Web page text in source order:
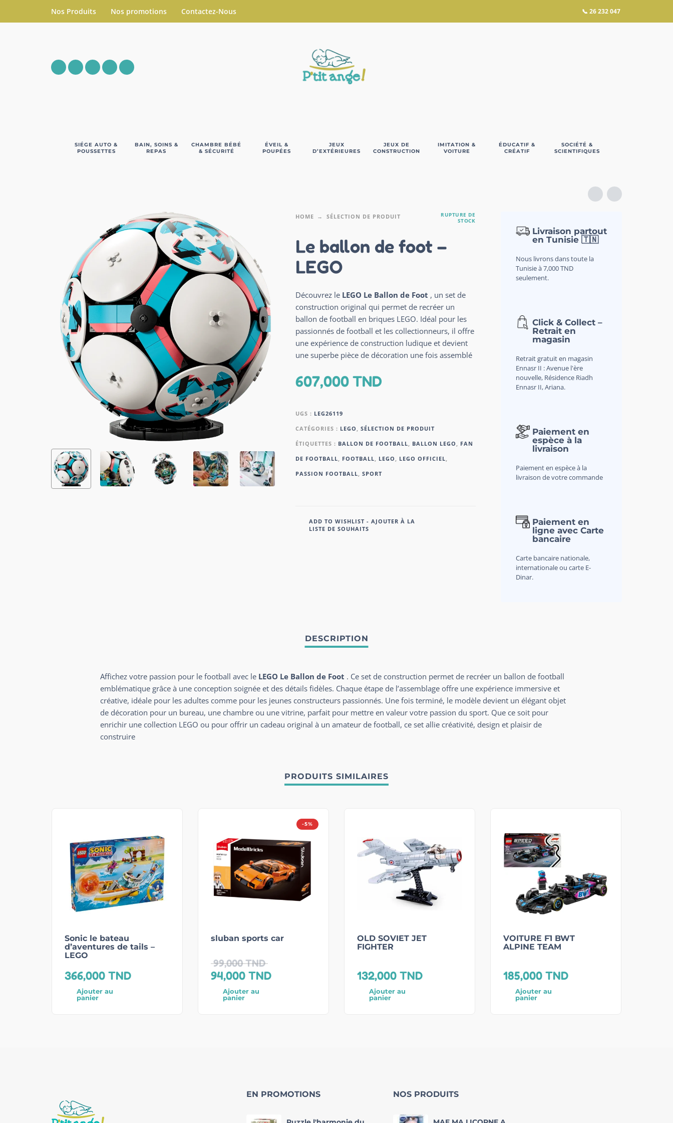
Nos Produits Nos promotions Contactez-Nous 📞 26 232 047
SIÉGE AUTO &
POUSSETTES
BAIN, SOINS &
REPAS
CHAMBRE BÉBÉ
& SÉCURITÉ
ÉVEIL &
POUPÉES
JEUX
D’EXTÉRIEURES
JEUX DE
CONSTRUCTION
IMITATION &
VOITURE
ÉDUCATIF &
CRÉATIF
SOCIÉTÉ &
SCIENTIFIQUES
HOME SÉLECTION DE PRODUIT
RUPTURE DE
STOCK
Le ballon de foot –
LEGO
Découvrez le LEGO Le Ballon de Foot , un set de
construction original qui permet de recréer un
ballon de football en briques LEGO. Idéal pour les
passionnés de football et les collectionneurs, il offre
une expérience de construction ludique et devient
une superbe pièce de décoration une fois assemblé
607,000TND
UGS : LEG26119
CATÉGORIES : LEGO , SÉLECTION DE PRODUIT
ÉTIQUETTES : BALLON DE FOOTBALL, BALLON LEGO , FAN
DE FOOTBALL, FOOTBALL, LEGO , LEGO OFFICIEL,
PASSION FOOTBALL, SPORT
ADD TO WISHLIST - AJOUTER À LA
LISTE DE SOUHAITS
Livraison partout
en Tunisie 🇹🇳
Nous livrons dans toute la
Tunisie à 7,000 TND
seulement.
Click & Collect –
Retrait en
magasin
Retrait gratuit en magasin
Ennasr II : Avenue l'ère
nouvelle, Résidence Riadh
Ennasr II, Ariana.
Paiement en
espèce à la
livraison
Paiement en espèce à la
livraison de votre commande
Paiement en
ligne avec Carte
bancaire
Carte bancaire nationale,
internationale ou carte E-
Dinar.
Affichez votre passion pour le football avec le LEGO Le Ballon de Foot . Ce set de construction permet de recréer un ballon de football
emblématique grâce à une conception soignée et des détails fidèles. Chaque étape de l’assemblage offre une expérience immersive et
créative, idéale pour les adultes comme pour les jeunes constructeurs passionnés. Une fois terminé, le modèle devient un élégant objet
de décoration pour un bureau, une chambre ou une vitrine, parfait pour mettre en valeur votre passion du sport. Que ce soit pour
enrichir une collection LEGO ou pour offrir un cadeau original à un amateur de football, ce set allie créativité, design et plaisir de
construire
PRODUITS SIMILAIRES
Sonic le bateau
d’aventures de tails –
LEGO
366,000 TND
Ajouter au
panier
-5%
sluban sports car
99,000TND
94,000 TND
Ajouter au
panier
OLD SOVIET JET
FIGHTER
132,000 TND
Ajouter au
panier
VOITURE F1 BWT
ALPINE TEAM
185,000 TND
Ajouter au
panier
EN PROMOTIONS NOS PRODUITS